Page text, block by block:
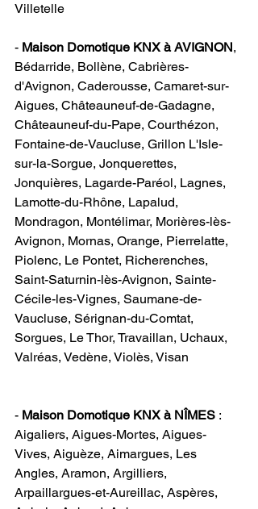
Villetelle
- Maison Domotique KNX à AVIGNON​,
Bédarride, Bollène, Cabrières-
d'Avignon, Caderousse, Camaret-sur-
Aigues, Châteauneuf-de-Gadagne,
Châteauneuf-du-Pape, Courthézon,
Fontaine-de-Vaucluse, Grillon L'Isle-
sur-la-Sorgue, Jonquerettes,
Jonquières, Lagarde-Paréol, Lagnes,
Lamotte-du-Rhône, Lapalud,
Mondragon, Montélimar, Morières-lès-
Avignon, Mornas, Orange, Pierrelatte,
Piolenc, Le Pontet, Richerenches,
Saint-Saturnin-lès-Avignon, Sainte-
Cécile-les-Vignes, Saumane-de-
Vaucluse, Sérignan-du-Comtat,
Sorgues, Le Thor, Travaillan, Uchaux,
Valréas, Vedène, Violès, Visan
- Maison Domotique KNX à NÎMES :
Aigaliers, Aigues-Mortes, Aigues-
Vives, Aiguèze, Aimargues, Les
Angles, Aramon, Argilliers,
Arpaillargues-et-Aureillac, Aspères,